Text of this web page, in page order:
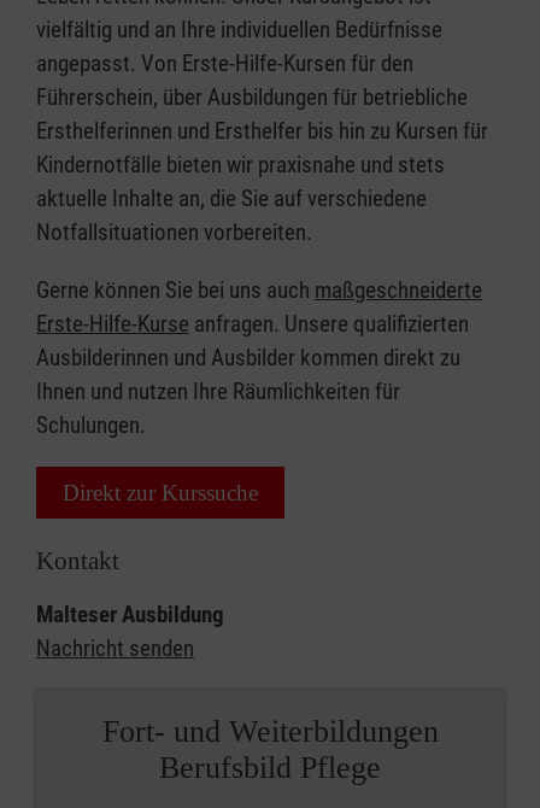
vielfältig und an Ihre individuellen Bedürfnisse
angepasst. Von Erste-Hilfe-Kursen für den
Führerschein, über Ausbildungen für betriebliche
Ersthelferinnen und Ersthelfer bis hin zu Kursen für
Kindernotfälle bieten wir praxisnahe und stets
aktuelle Inhalte an, die Sie auf verschiedene
Notfallsituationen vorbereiten.
Gerne können Sie bei uns auch maßgeschneiderte
Erste-Hilfe-Kurse anfragen. Unsere qualifizierten
Ausbilderinnen und Ausbilder kommen direkt zu
Ihnen und nutzen Ihre Räumlichkeiten für
Schulungen.
Direkt zur Kurssuche
Kontakt
Malteser Ausbildung
Nachricht senden
Fort- und Weiterbildungen
Berufsbild Pflege